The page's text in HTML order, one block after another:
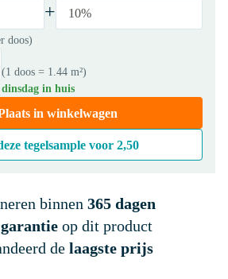
+ 10%
doos)
(1 doos = 1.44 m²)
in huis
in winkelwagen
tegelsample voor 2,50
binnen 365 dagen
op dit product
de laagste prijs